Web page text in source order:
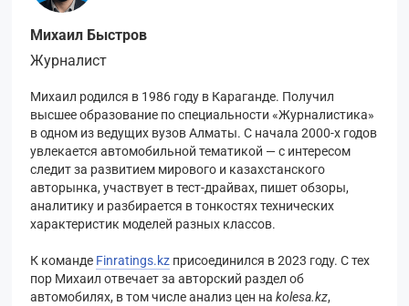
Михаил Быстров
Журналист
Михаил родился в 1986 году в Караганде. Получил
высшее образование по специальности «Журналистика»
в одном из ведущих вузов Алматы. С начала 2000-х годов
увлекается автомобильной тематикой — с интересом
следит за развитием мирового и казахстанского
авторынка, участвует в тест-драйвах, пишет обзоры,
аналитику и разбирается в тонкостях технических
характеристик моделей разных классов.
К команде Finratings.kz присоединился в 2023 году. С тех
пор Михаил отвечает за авторский раздел об
автомобилях, в том числе анализ цен на kolesa.kz,